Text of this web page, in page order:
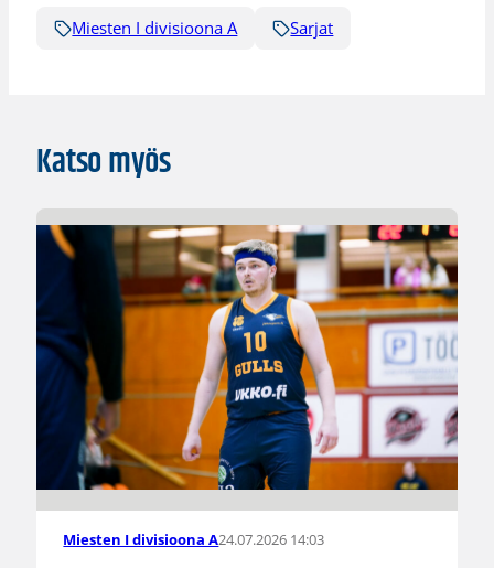
Miesten I divisioona A Sarjat
Katso myös
Miesten I divisioona A24.07.2026 14:03